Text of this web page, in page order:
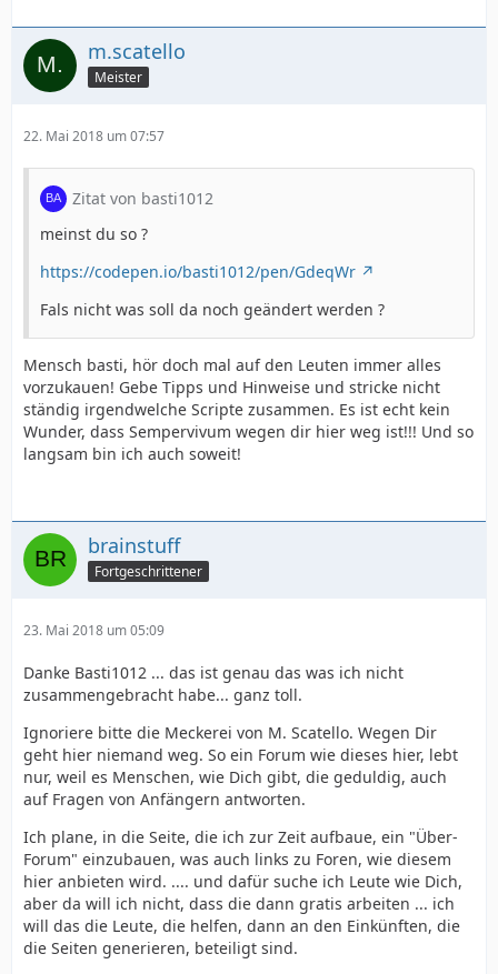
m.scatello
Meister
22. Mai 2018 um 07:57
Zitat von basti1012
meinst du so ?
https://codepen.io/basti1012/pen/GdeqWr
Fals nicht was soll da noch geändert werden ?
Mensch basti, hör doch mal auf den Leuten immer alles
vorzukauen! Gebe Tipps und Hinweise und stricke nicht
ständig irgendwelche Scripte zusammen. Es ist echt kein
Wunder, dass Sempervivum wegen dir hier weg ist!!! Und so
langsam bin ich auch soweit!
brainstuff
Fortgeschrittener
23. Mai 2018 um 05:09
Danke Basti1012 ... das ist genau das was ich nicht
zusammengebracht habe... ganz toll.
Ignoriere bitte die Meckerei von M. Scatello. Wegen Dir
geht hier niemand weg. So ein Forum wie dieses hier, lebt
nur, weil es Menschen, wie Dich gibt, die geduldig, auch
auf Fragen von Anfängern antworten.
Ich plane, in die Seite, die ich zur Zeit aufbaue, ein "Über-
Forum" einzubauen, was auch links zu Foren, wie diesem
hier anbieten wird. .... und dafür suche ich Leute wie Dich,
aber da will ich nicht, dass die dann gratis arbeiten ... ich
will das die Leute, die helfen, dann an den Einkünften, die
die Seiten generieren, beteiligt sind.